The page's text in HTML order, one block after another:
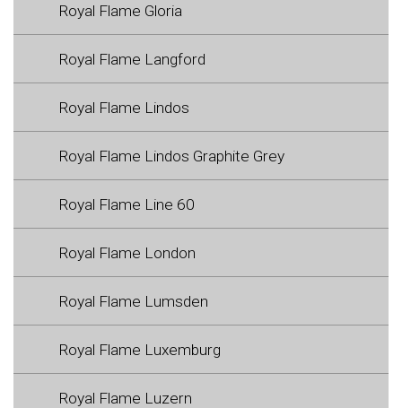
Royal Flame Gloria
Royal Flame Langford
Royal Flame Lindos
Royal Flame Lindos Graphite Grey
Royal Flame Line 60
Royal Flame London
Royal Flame Lumsden
Royal Flame Luxemburg
Royal Flame Luzern